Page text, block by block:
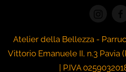
Atelier della Bellezza -
Vittorio Emanuele II, n.3 Pavia
| P.IVA